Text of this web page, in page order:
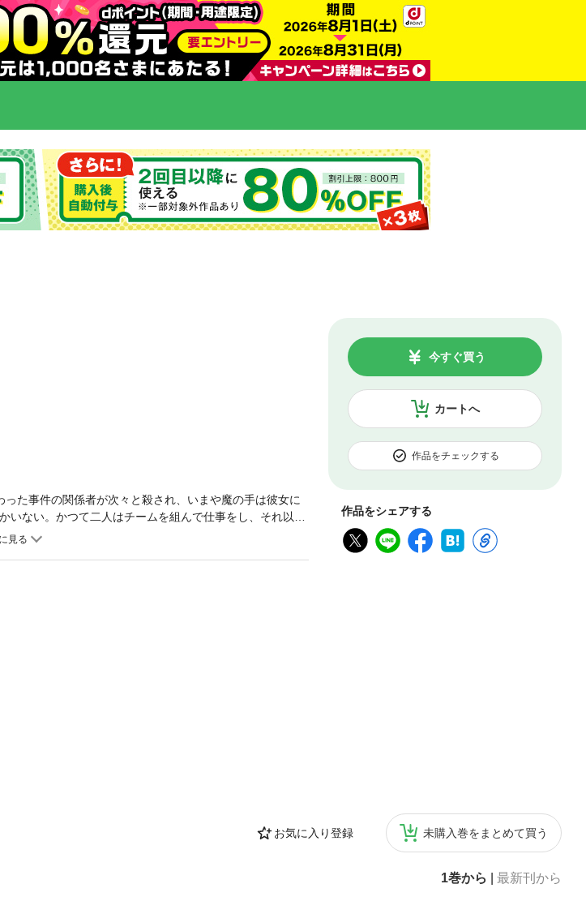
カートへ
今すぐ買う
作品をチェックする
作品をシェアする
お気に入り登録 未購入巻をまとめて買う
1巻から 最新刊から
た事件の関係者が次々と殺され、いまや魔の手は彼女に
ない。かつて二人はチームを組んで仕事をし、それ以上
任務を失敗して、彼は連邦執行官としてのキャリアも失